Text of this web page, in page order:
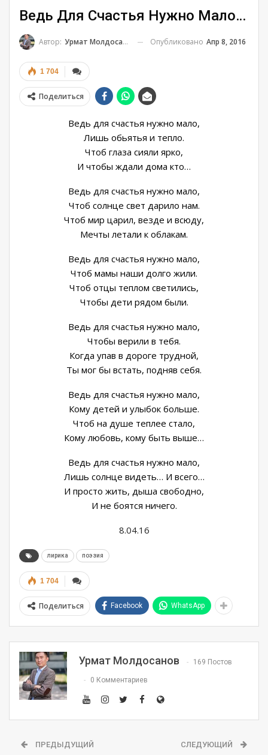
Ведь Для Счастья Нужно Мало…
Автор: Урмат Молдосанов Опубликовано Апр 8, 2016
1 704
Поделиться
Ведь для счастья нужно мало,
Лишь обьятья и тепло.
Чтоб глаза сияли ярко,
И чтобы ждали дома кто…
Ведь для счастья нужно мало,
Чтоб солнце свет дарило нам.
Чтоб мир царил, везде и всюду,
Мечты летали к облакам.
Ведь для счастья нужно мало,
Чтоб мамы наши долго жили.
Чтоб отцы теплом светились,
Чтобы дети рядом были.
Ведь для счастья нужно мало,
Чтобы верили в тебя.
Когда упав в дороге трудной,
Ты мог бы встать, подняв себя.
Ведь для счастья нужно мало,
Кому детей и улыбок больше.
Чтоб на душе теплее стало,
Кому любовь, кому быть выше…
Ведь для счастья нужно мало,
Лишь солнце видеть… И всего…
И просто жить, дыша свободно,
И не боятся ничего.
8.04.16
лирика поэзия
1 704
Поделиться Facebook WhatsApp
Урмат Молдосанов 169 Постов
0 Комментариев
ПРЕДЫДУЩИЙ СЛЕДУЮЩИЙ